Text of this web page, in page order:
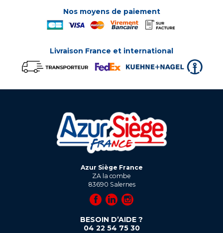
Nos moyens de paiement
Livraison France et international
Azur Siège France
ZA la combe
83690 Salernes
BESOIN D’AIDE ?
04 22 54 75 30